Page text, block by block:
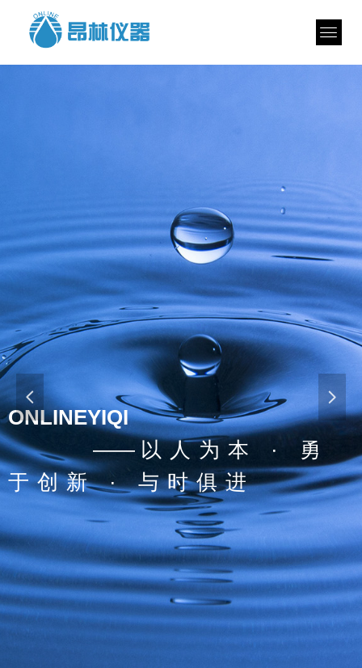
ONLINEYIQI
——致力于环境监测领域全
自动智能化仪器的研发
넳 넲